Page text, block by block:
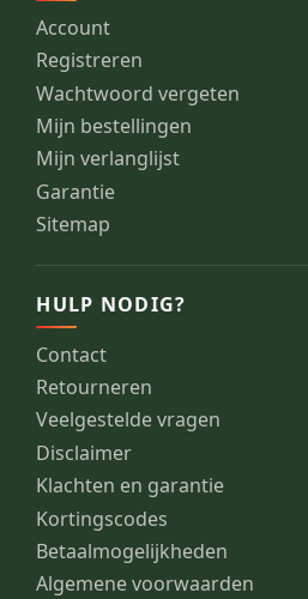
Account
Registreren
Wachtwoord vergeten
Mijn bestellingen
Mijn verlanglijst
Garantie
Sitemap
HULP NODIG?
Contact
Retourneren
Veelgestelde vragen
Disclaimer
Klachten en garantie
Kortingscodes
Betaalmogelijkheden
Algemene voorwaarden